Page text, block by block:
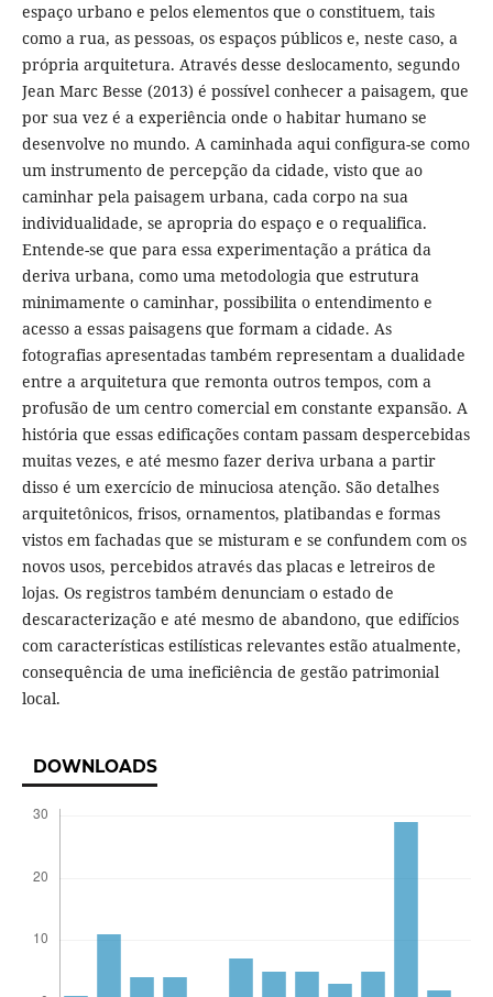
espaço urbano e pelos elementos que o constituem, tais
como a rua, as pessoas, os espaços públicos e, neste caso, a
própria arquitetura. Através desse deslocamento, segundo
Jean Marc Besse (2013) é possível conhecer a paisagem, que
por sua vez é a experiência onde o habitar humano se
desenvolve no mundo. A caminhada aqui configura-se como
um instrumento de percepção da cidade, visto que ao
caminhar pela paisagem urbana, cada corpo na sua
individualidade, se apropria do espaço e o requalifica.
Entende-se que para essa experimentação a prática da
deriva urbana, como uma metodologia que estrutura
minimamente o caminhar, possibilita o entendimento e
acesso a essas paisagens que formam a cidade. As
fotografias apresentadas também representam a dualidade
entre a arquitetura que remonta outros tempos, com a
profusão de um centro comercial em constante expansão. A
história que essas edificações contam passam despercebidas
muitas vezes, e até mesmo fazer deriva urbana a partir
disso é um exercício de minuciosa atenção. São detalhes
arquitetônicos, frisos, ornamentos, platibandas e formas
vistos em fachadas que se misturam e se confundem com os
novos usos, percebidos através das placas e letreiros de
lojas. Os registros também denunciam o estado de
descaracterização e até mesmo de abandono, que edifícios
com características estilísticas relevantes estão atualmente,
consequência de uma ineficiência de gestão patrimonial
local.
DOWNLOADS